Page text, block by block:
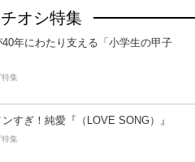
オシ特集
年にわたり支える「小学生の甲子
特集
すぎ！純愛『（LOVE SONG）』
特集